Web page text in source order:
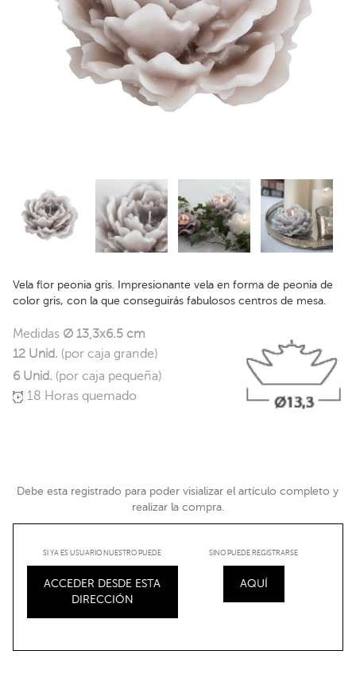
Vela flor peonia gris. Impresionante vela en forma de peonia de
color gris, con la que conseguirás fabulosos centros de mesa.
Medidas Ø 13,3x6.5 cm
12 Unid. (por caja grande)
6 Unid. (por caja pequeña)
18 Horas quemado
Debe esta registrado para poder visializar el artículo completo y
realizar la compra.
SI YA ES USUARIO NUESTRO PUEDE
ACCEDER DESDE ESTA
DIRECCIÓN
SINO PUEDE REGISTRARSE
AQUÍ